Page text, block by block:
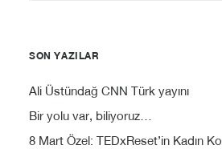
SON YAZILAR
Ali Üstündağ CNN Türk yayını
Bir yolu var, biliyoruz…
8 Mart Özel: TEDxReset’in Kadın